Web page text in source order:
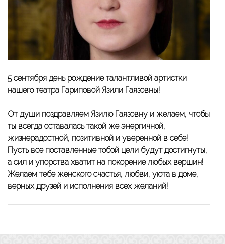
5 сентября день рождение талантливой артистки
нашего театра Гариповой Язили Гаязовны!
От души поздравляем Язилю Гаязовну и желаем, чтобы
ты всегда оставалась такой же энергичной,
жизнерадостной, позитивной и уверенной в себе!
Пусть все поставленные тобой цели будут достигнуты,
а сил и упорства хватит на покорение любых вершин!
Желаем тебе женского счастья, любви, уюта в доме,
верных друзей и исполнения всех желаний!